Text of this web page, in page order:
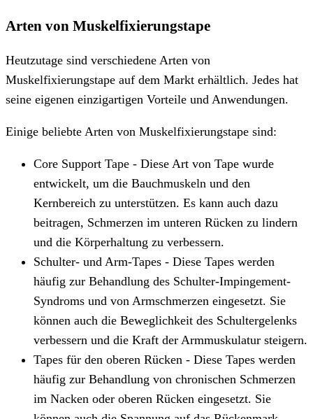
Arten von Muskelfixierungstape
Heutzutage sind verschiedene Arten von
Muskelfixierungstape auf dem Markt erhältlich. Jedes hat
seine eigenen einzigartigen Vorteile und Anwendungen.
Einige beliebte Arten von Muskelfixierungstape sind:
Core Support Tape - Diese Art von Tape wurde
entwickelt, um die Bauchmuskeln und den
Kernbereich zu unterstützen. Es kann auch dazu
beitragen, Schmerzen im unteren Rücken zu lindern
und die Körperhaltung zu verbessern.
Schulter- und Arm-Tapes - Diese Tapes werden
häufig zur Behandlung des Schulter-Impingement-
Syndroms und von Armschmerzen eingesetzt. Sie
können auch die Beweglichkeit des Schultergelenks
verbessern und die Kraft der Armmuskulatur steigern.
Tapes für den oberen Rücken - Diese Tapes werden
häufig zur Behandlung von chronischen Schmerzen
im Nacken oder oberen Rücken eingesetzt. Sie